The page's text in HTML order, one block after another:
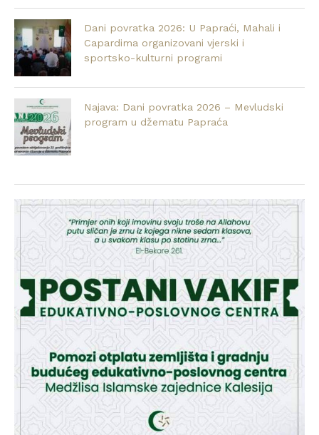
Dani povratka 2026: U Papraći, Mahali i
Capardima organizovani vjerski i
sportsko-kulturni programi
Najava: Dani povratka 2026 – Mevludski
program u džematu Papraća